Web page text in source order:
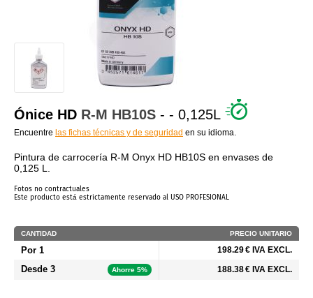
EQUIPAMIENTO PARA TALLERES DE CARROCERÍA
INSTALACIÓN DE LABORATORIO
TUTORIALES Y CONSEJOS
Ónice HD R-M HB10S - - 0,125L
Encuentre las fichas técnicas y de seguridad en su idioma.
Pintura de carrocería R-M Onyx HD HB10S en envases de
0,125 L.
Fotos no contractuales
Este producto está estrictamente reservado al USO PROFESIONAL
CANTIDAD PRECIO UNITARIO
Por 1 198.29 € IVA EXCL.
Desde 3 Ahorre 5% 188.38 € IVA EXCL.